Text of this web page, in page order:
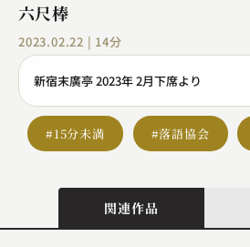
六尺棒
2023.02.22 | 14分
新宿末廣亭 2023年 2月下席より
#15分未満 #落語協会
関連作品